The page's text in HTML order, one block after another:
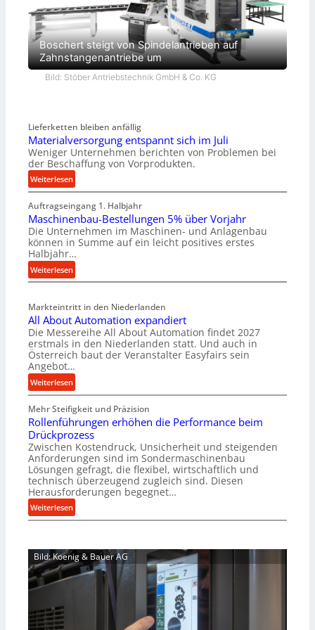
Boschert steigt von Spindelantrieben auf
Zahnstangenantriebe um
Bild: Stöber Antriebstechnik GmbH & Co. KG
Lieferketten bleiben anfällig
Materialversorgung entspannt sich im Juli
Weniger Unternehmen berichten von Problemen bei
der Beschaffung von Vorprodukten.
Weiterlesen:
M
a
t
e
r
i
a
l
e
r
s
o
u
n
g
e
n
t
s
p
a
n
s
i
c
Auftragseingang 1. Halbjahr
Maschinenbau-Bestellungen 5% über Vorjahr
Die Unternehmen im Maschinen- und Anlagenbau
können in Summe auf ein leicht positives erstes
Halbjahr…
Weiterlesen:
M
s
c
h
i
n
e
n
a
u
-
B
e
s
t
e
l
u
n
g
Markteintritt in den Niederlanden
All About Automation expandiert
Die Messereihe All About Automation findet 2027
erstmals in den Niederlanden statt. Und auch in
Österreich baut der Veranstalter Easyfairs sein
Angebot…
Weiterlesen:
A
l
l
A
b
o
u
t
A
u
m
a
Mehr Steifigkeit und Präzision
Rollenführungen erhöhen die Performance beim
Drückprozess
Zwischen Kostendruck, Unsicherheit und steigenden
Anforderungen sind im Sondermaschinenbau
Lösungen gefragt, die flexibel, wirtschaftlich und
technisch überzeugend zugleich sind. Diesen
Herausforderungen begegnet…
Weiterlesen:
R
l
l
e
Bild: Koenig & Bauer AG